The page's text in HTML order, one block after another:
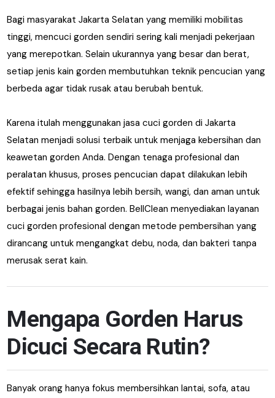
Bagi masyarakat Jakarta Selatan yang memiliki mobilitas
tinggi, mencuci gorden sendiri sering kali menjadi pekerjaan
yang merepotkan. Selain ukurannya yang besar dan berat,
setiap jenis kain gorden membutuhkan teknik pencucian yang
berbeda agar tidak rusak atau berubah bentuk.
Karena itulah menggunakan jasa cuci gorden di Jakarta
Selatan menjadi solusi terbaik untuk menjaga kebersihan dan
keawetan gorden Anda. Dengan tenaga profesional dan
peralatan khusus, proses pencucian dapat dilakukan lebih
efektif sehingga hasilnya lebih bersih, wangi, dan aman untuk
berbagai jenis bahan gorden. BellClean menyediakan layanan
cuci gorden profesional dengan metode pembersihan yang
dirancang untuk mengangkat debu, noda, dan bakteri tanpa
merusak serat kain.
Mengapa Gorden Harus
Dicuci Secara Rutin?
Banyak orang hanya fokus membersihkan lantai, sofa, atau